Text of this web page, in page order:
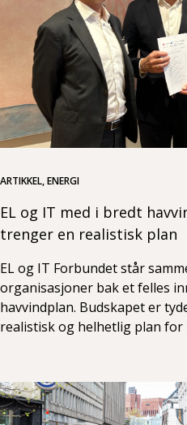
ARTIKKEL, ENERGI
EL og IT med i bredt
trenger en realistisk plan
EL og IT Forbundet står
organisasjoner bak et felles
havvindplan. Budskapet er
realistisk og helhetlig plan for